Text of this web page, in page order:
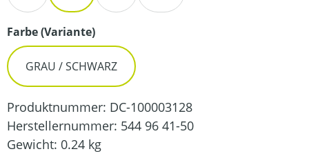
Farbe (Variante)auswählen
GRAU / SCHWARZ
Produktnummer: DC-100003128
Herstellernummer: 544 96 41-50
Gewicht: 0.24 kg